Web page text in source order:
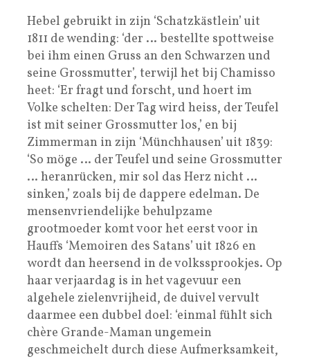
Hebel gebruikt in zijn ‘Schatzkästlein’ uit
1811 de wending: ‘der … bestellte spottweise
bei ihm einen Gruss an den Schwarzen und
seine Grossmutter’, terwijl het bij Chamisso
heet: ‘Er fragt und forscht, und hoert im
Volke schelten: Der Tag wird heiss, der Teufel
ist mit seiner Grossmutter los,’ en bij
Zimmerman in zijn ‘Münchhausen’ uit 1839:
‘So möge … der Teufel und seine Grossmutter
… heranrücken, mir sol das Herz nicht …
sinken,’ zoals bij de dappere edelman. De
mensenvriendelijke behulpzame
grootmoeder komt voor het eerst voor in
Hauffs ‘Memoiren des Satans’ uit 1826 en
wordt dan heersend in de volkssprookjes. Op
haar verjaardag is in het vagevuur een
algehele zielenvrijheid, de duivel vervult
daarmee een dubbel doel: ‘einmal fühlt sich
chère Grande-Maman ungemein
geschmeichelt durch diese Aufmerksamkeit,